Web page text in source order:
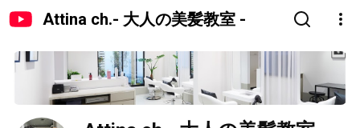
Attina ch.- 大人の美髪教室 -